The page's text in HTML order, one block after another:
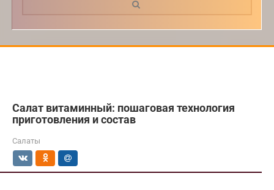
Салат витаминный: пошаговая технология
приготовления и состав
Салаты